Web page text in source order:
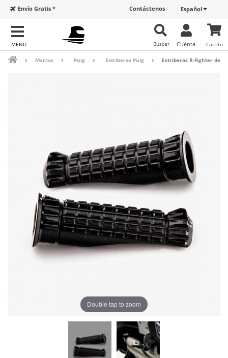
Español
Contáctenos
Envío Gratis *
Carrito
Cuenta
Buscar
Marcas Puig Estriberas Puig Estriberas R-Fighter de
Double tap to zoom